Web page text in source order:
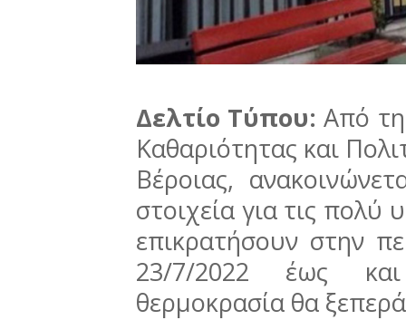
Δελτίο Τύπου:Από
Καθαριότητας και
Βέροιας,
στοιχεία για τις
επικρατήσουν στην
23/7/2022 έως
θερμοκρασία θα